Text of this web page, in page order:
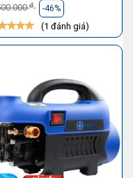
đ -46%
(1 đánh giá)